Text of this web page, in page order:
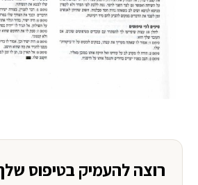
רוצה להעמיק בטיפוס